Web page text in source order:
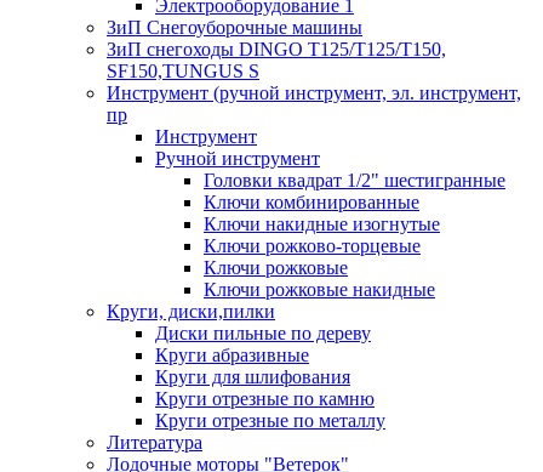
Электрооборудование 1
ЗиП Снегоуборочные машины
ЗиП снегоходы DINGO T125/T125/T150,
SF150,TUNGUS S
Инструмент (ручной инструмент, эл. инструмент,
пр
Инструмент
Ручной инструмент
Головки квадрат 1/2" шестигранные
Ключи комбинированные
Ключи накидные изогнутые
Ключи рожково-торцевые
Ключи рожковые
Ключи рожковые накидные
Круги, диски,пилки
Диски пильные по дереву
Круги абразивные
Круги для шлифования
Круги отрезные по камню
Круги отрезные по металлу
Литература
Лодочные моторы "Ветерок"